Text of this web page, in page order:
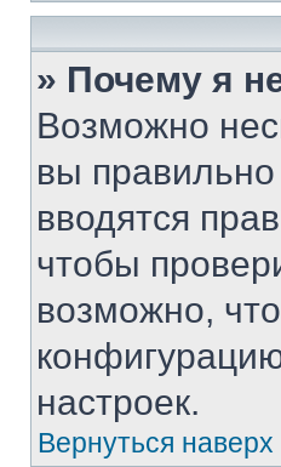
» Почему я
Возможно
вы
вводятся
чтобы
возможно,
настроек.
Вернуться наверх